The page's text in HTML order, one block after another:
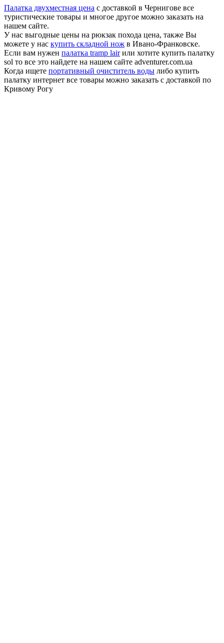
Палатка двухместная цена с доставкой в Чернигове все
туристические товары и многое другое можно заказать на
нашем сайте.
У нас выгодные цены на рюкзак похода цена, также Вы
можете у нас купить складной нож в Ивано-Франковске.
Если вам нужен палатка tramp lairили хотите купить палатку
sol то все это найдете на нашем сайте adventurer.com.ua
Когда ищете портативный очиститель воды либо купить
палатку интернет все товары можно заказать с доставкой по
Кривому Рогу